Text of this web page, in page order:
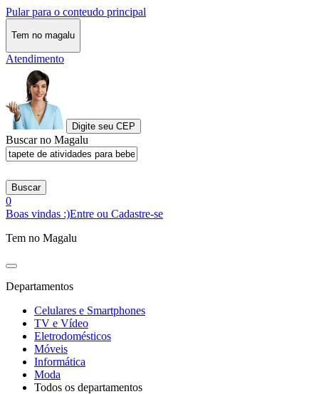
Pular para o conteudo principal
Tem no magalu
Atendimento
Digite seu CEP
Buscar no Magalu
Buscar
0
Boas vindas :)Entre ou Cadastre-se
Tem no Magalu
Departamentos
Celulares e Smartphones
TV e Vídeo
Eletrodomésticos
Móveis
Informática
Moda
Todos os departamentos